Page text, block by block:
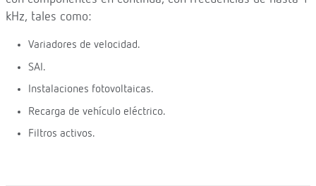
kHz, tales como:
Variadores de velocidad.
SAI.
Instalaciones fotovoltaicas.
Recarga de vehículo eléctrico.
Filtros activos.